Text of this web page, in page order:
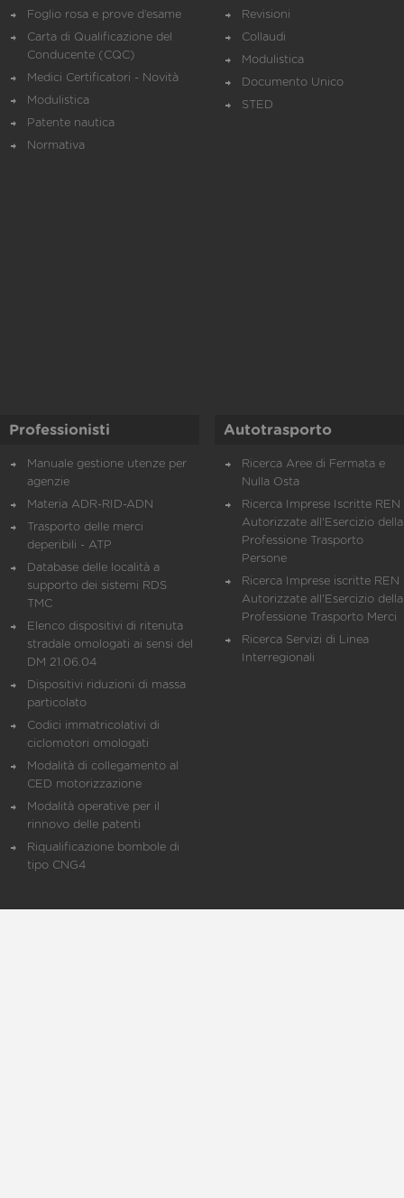
Foglio rosa e prove d’esame
Carta di Qualificazione del
Conducente (CQC)
Medici Certificatori - Novità
Modulistica
Patente nautica
Normativa
Revisioni
Collaudi
Modulistica
Documento Unico
STED
Professionisti
Manuale gestione utenze per
agenzie
Materia ADR-RID-ADN
Trasporto delle merci
deperibili - ATP
Database delle località a
supporto dei sistemi RDS
TMC
Elenco dispositivi di ritenuta
stradale omologati ai sensi del
DM 21.06.04
Dispositivi riduzioni di massa
particolato
Codici immatricolativi di
ciclomotori omologati
Modalità di collegamento al
CED motorizzazione
Modalità operative per il
rinnovo delle patenti
Riqualificazione bombole di
tipo CNG4
Autotrasporto
Ricerca Aree di Fermata e
Nulla Osta
Ricerca Imprese Iscritte REN
Autorizzate all'Esercizio della
Professione Trasporto
Persone
Ricerca Imprese iscritte REN
Autorizzate all'Esercizio della
Professione Trasporto Merci
Ricerca Servizi di Linea
Interregionali